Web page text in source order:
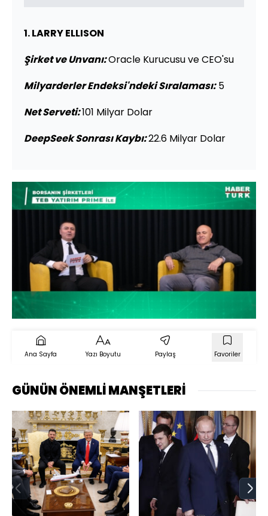
1. LARRY ELLISON
Şirket ve Unvanı:Oracle Kurucusu ve CEO'su
Milyarderler Endeksi'ndeki Sıralaması:5
Net Serveti:101 Milyar Dolar
DeepSeek Sonrası Kaybı:22.6 Milyar Dolar
Aç
Yüklendi
1.97%
Hızı
Ana Sayfa Yazı Boyutu Paylaş Favoriler
GÜNÜN ÖNEMLİ MANŞETLERİ